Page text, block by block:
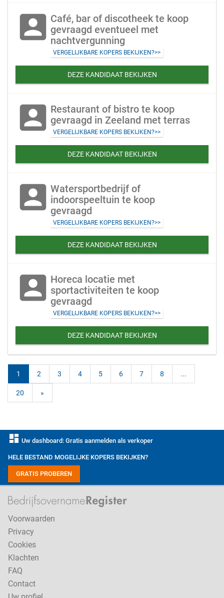
account_box Café, bar of discotheek te koop
gevraagd eventueel met
nachtvergunning
VERGELIJKBARE KOPERS BEKIJKEN?>>
DEZE KANDIDAAT BEKIJKEN
account_box Restaurant of bistro te koop
gevraagd in Zeeland met terras
VERGELIJKBARE KOPERS BEKIJKEN?>>
DEZE KANDIDAAT BEKIJKEN
account_box Watersportbedrijf of
indoorspeeltuin te koop
gevraagd
VERGELIJKBARE KOPERS BEKIJKEN?>>
DEZE KANDIDAAT BEKIJKEN
account_box Horeca locatie met
sportactiviteiten te koop
gevraagd
VERGELIJKBARE KOPERS BEKIJKEN?>>
DEZE KANDIDAAT BEKIJKEN
1 2 3 4 5 6 7 8 ...
20 »
dashboard Uw dashboard: Gratis aanmelden als verkoper
HELE BESTAND MOGELIJKE KOPERS BEKIJKEN?
GRATIS PROBEREN
Voorwaarden
Privacy
Cookies
Klachten
FAQ
Contact